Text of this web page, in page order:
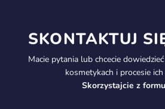
SKONTAKTUJ
Macie pytania lub chcecie
kosmetykach i procesie
Skorzystajcie z